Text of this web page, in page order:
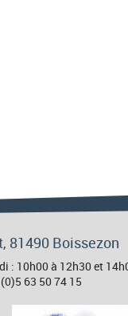
81490 Boissezon
10h00 à 12h30 et
63 50 74 15